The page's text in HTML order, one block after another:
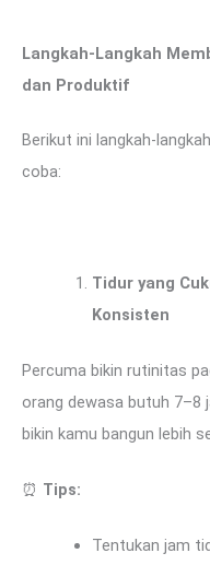
Langkah-Langkah
dan Produktif
Berikut ini langkah-
coba:
Tidur yang
Konsisten
Percuma bikin rutinitas
orang dewasa butuh 7–8
bikin kamu bangun lebih
⏰ Tips:
Tentukan jam